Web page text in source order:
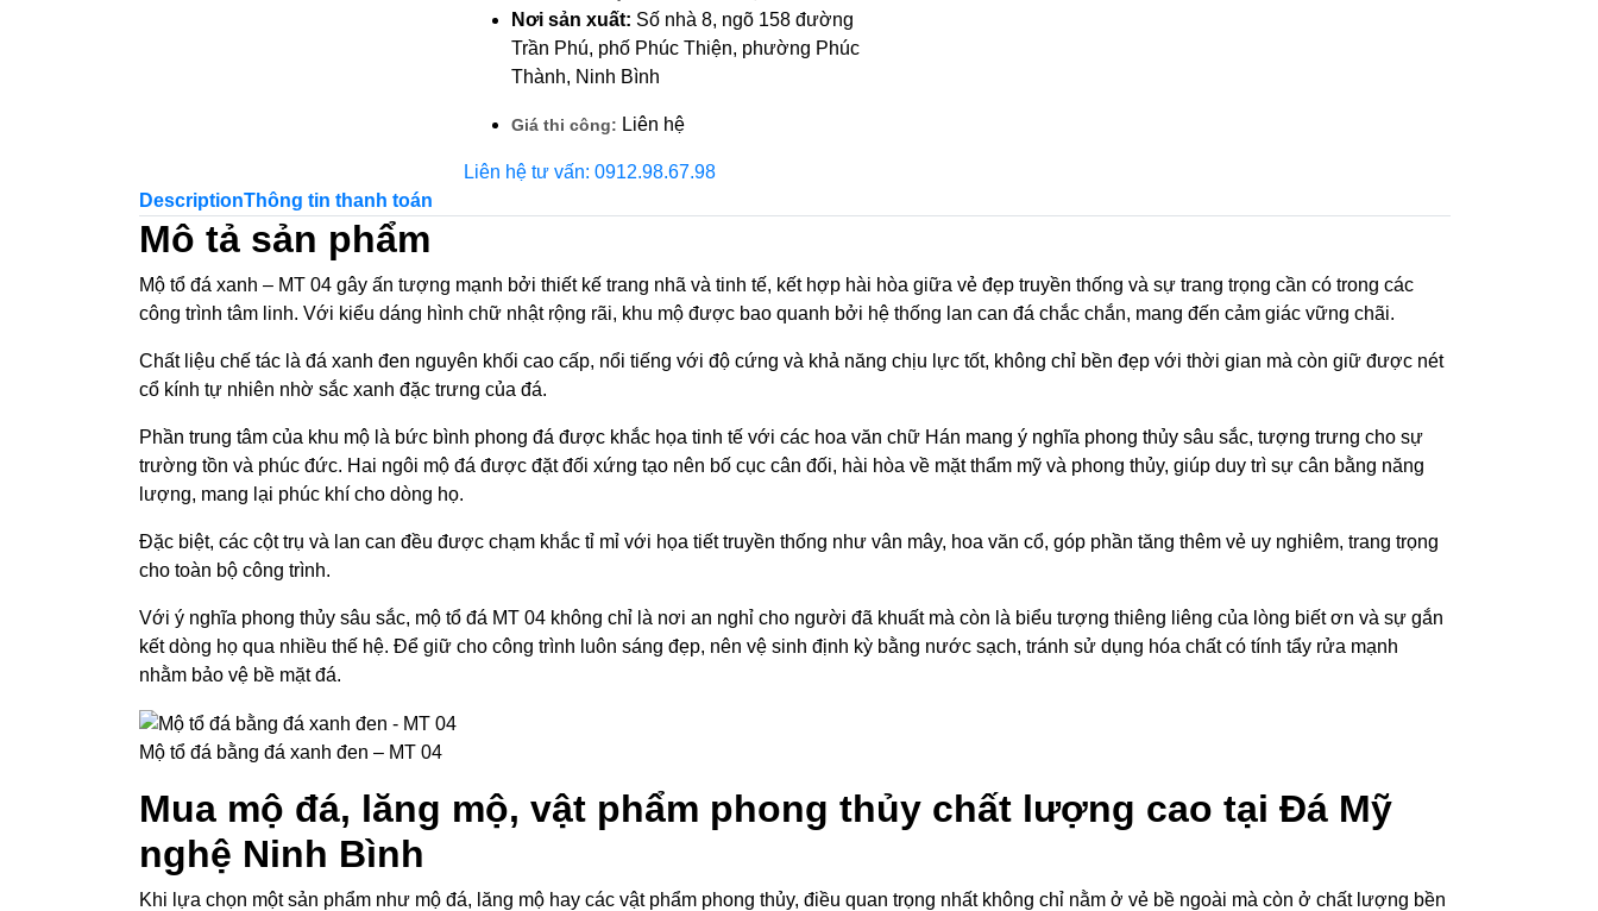
Nơi sản xuất: Số nhà 8, ngõ 158 đường
Trần Phú, phố Phúc Thiện, phường Phúc
Thành, Ninh Bình
Giá thi công: Liên hệ
Liên hệ tư vấn: 0912.98.67.98
DescriptionThông tin thanh toán
Mô tả sản phẩm
Mộ tổ đá xanh – MT 04 gây ấn tượng mạnh bởi thiết kế trang nhã và tinh tế, kết hợp hài hòa giữa vẻ đẹp truyền thống và sự trang trọng cần có trong các
công trình tâm linh. Với kiểu dáng hình chữ nhật rộng rãi, khu mộ được bao quanh bởi hệ thống lan can đá chắc chắn, mang đến cảm giác vững chãi.
Chất liệu chế tác là đá xanh đen nguyên khối cao cấp, nổi tiếng với độ cứng và khả năng chịu lực tốt, không chỉ bền đẹp với thời gian mà còn giữ được nét
cổ kính tự nhiên nhờ sắc xanh đặc trưng của đá.
Phần trung tâm của khu mộ là bức bình phong đá được khắc họa tinh tế với các hoa văn chữ Hán mang ý nghĩa phong thủy sâu sắc, tượng trưng cho sự
trường tồn và phúc đức. Hai ngôi mộ đá được đặt đối xứng tạo nên bố cục cân đối, hài hòa về mặt thẩm mỹ và phong thủy, giúp duy trì sự cân bằng năng
lượng, mang lại phúc khí cho dòng họ.
Đặc biệt, các cột trụ và lan can đều được chạm khắc tỉ mỉ với họa tiết truyền thống như vân mây, hoa văn cổ, góp phần tăng thêm vẻ uy nghiêm, trang trọng
cho toàn bộ công trình.
Với ý nghĩa phong thủy sâu sắc, mộ tổ đá MT 04 không chỉ là nơi an nghỉ cho người đã khuất mà còn là biểu tượng thiêng liêng của lòng biết ơn và sự gắn
kết dòng họ qua nhiều thế hệ. Để giữ cho công trình luôn sáng đẹp, nên vệ sinh định kỳ bằng nước sạch, tránh sử dụng hóa chất có tính tẩy rửa mạnh
nhằm bảo vệ bề mặt đá.
Mộ tổ đá bằng đá xanh đen – MT 04
Mua mộ đá, lăng mộ, vật phẩm phong thủy chất lượng cao tại Đá Mỹ
nghệ Ninh Bình
Khi lựa chọn một sản phẩm như mộ đá, lăng mộ hay các vật phẩm phong thủy, điều quan trọng nhất không chỉ nằm ở vẻ bề ngoài mà còn ở chất lượng bền